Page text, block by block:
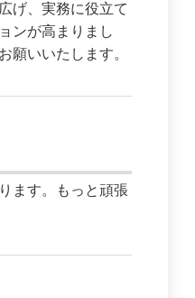
げ、実務に役立て
ンが高まりまし
願いいたします。
ます。もっと頑張